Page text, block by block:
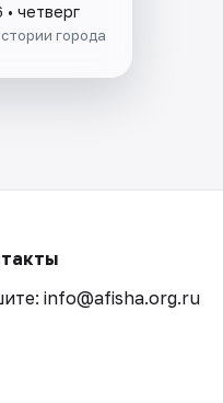
• четверг
города
info@afisha.org.ru